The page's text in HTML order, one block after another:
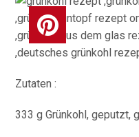
Zutaten :
333 g Grünkohl, geputzt,